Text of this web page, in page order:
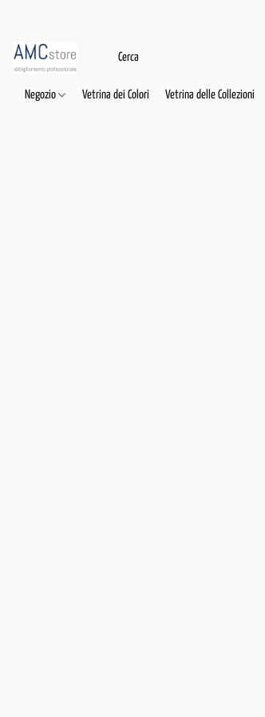
Negozio Vetrina dei Colori Vetrina delle Collezioni